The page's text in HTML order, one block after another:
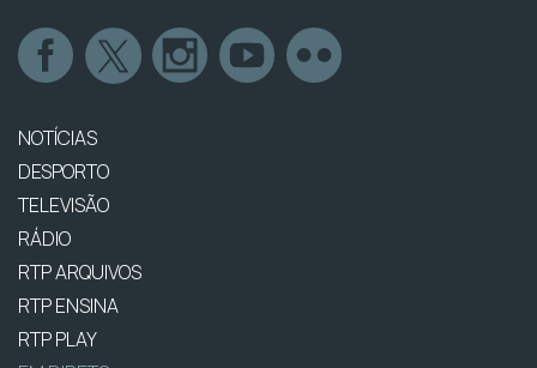
NOTÍCIAS
DESPORTO
TELEVISÃO
RÁDIO
RTP ARQUIVOS
RTP ENSINA
RTP PLAY